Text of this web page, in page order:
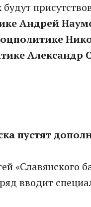
Андрей
Александр
пустят
«Славянского
вводит